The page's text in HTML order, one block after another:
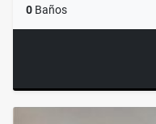
0 Baños